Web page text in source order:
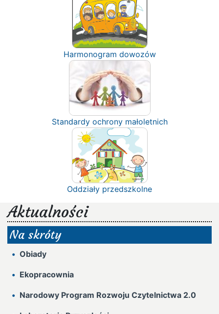
Harmonogram dowozów
Standardy ochrony małoletnich
Oddziały przedszkolne
Aktualności
Na skróty
Obiady
Ekopracownia
Narodowy Program Rozwoju Czytelnictwa 2.0